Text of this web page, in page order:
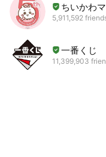
ちいかわ
5,911,592
一番くじ
11,399,903